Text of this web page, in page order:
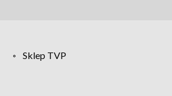
Sklep TVP